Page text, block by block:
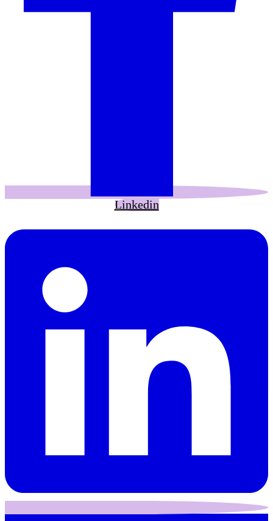
Linkedin